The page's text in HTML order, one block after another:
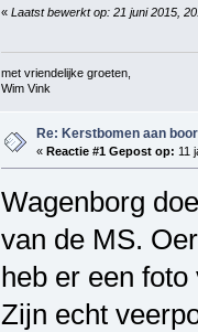
« Laatst bewerkt op: 21 juni 2015,
met vriendelijke groeten,
Wim Vink
Re: Kerstbomen aan
« Reactie #1 Gepost op: 11
Wagenborg
van de MS.
heb er een
Zijn echt